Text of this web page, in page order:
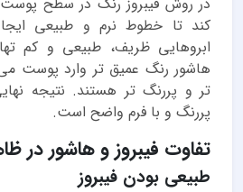
کند تا خطوط نرم و طبیعی
ابروهایی ظریف، طبیعی و کم
هاشور رنگ عمیق تر وارد پوست
تر و پررنگ تر هستند. نتیجه
پررنگ و با فرم واضح است.
تفاوت فیبروز و هاشور در
طبیعی بودن فیبروز